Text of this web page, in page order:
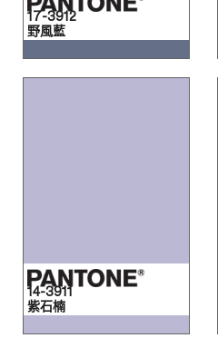
17-3912
野風藍
14-3911
紫石楠